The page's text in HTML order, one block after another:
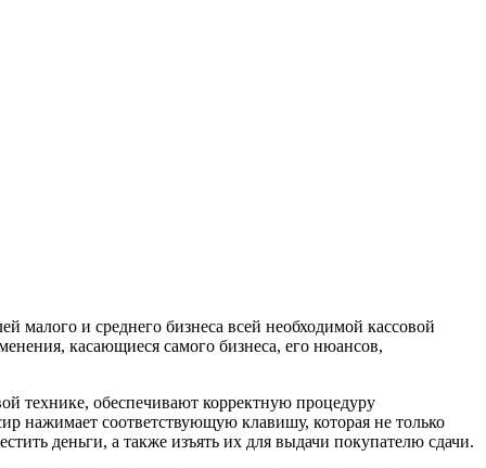
малого и среднего бизнеса всей необходимой кассовой
касающиеся самого бизнеса, его нюансов,
технике, обеспечивают корректную процедуру
нажимает соответствующую клавишу, которая не только
деньги, а также изъять их для выдачи покупателю сдачи.